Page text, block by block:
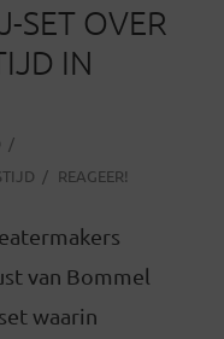
SET OVER
IN
REAGEER!
van Bommel
waarin